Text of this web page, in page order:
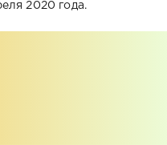
2020 года.